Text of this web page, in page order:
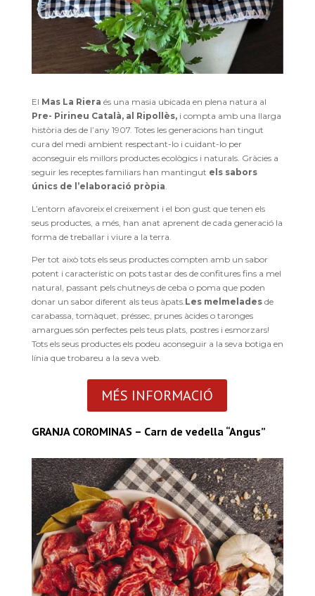
El Mas La Riera és una masia ubicada en plena natura al
Pre- Pirineu Català, al Ripollès,i compta amb una llarga
història des de l’any 1907. Totes les generacions han tingut
cura del medi ambient respectant-lo i cuidant-lo per
aconseguir els millors productes ecològics i naturals. Gràcies a
seguir les receptes familiars han mantingut els sabors
únics de l’elaboració pròpia
L’entorn afavoreix el creixement i el bon gust que tenen els
seus productes, a més, han anat aprenent de cada generació la
forma de treballar i viure a la terra.
Per tot això tots els seus productes compten amb un sabor
potent i característic on pots tastar des de confitures fins a mel
natural, passant pels chutneys de ceba o poma que poden
donar un sabor diferent als teus àpats. Les melmeladesde
carabassa, tomàquet, préssec, prunes àcides o taronges
amargues són perfectes pels teus plats, postres i esmorzars!
Tots els seus productes els podeu aconseguir a la seva botiga en
línia que trobareu a la seva web.
MÉS INFORMACIÓ
GRANJA COROMINAS – Carn de vedella “Angus”